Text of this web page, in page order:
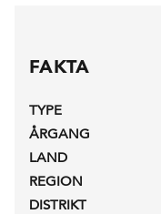
FAKTA
TYPE
ÅRGANG
LAND
REGION
DISTRIKT